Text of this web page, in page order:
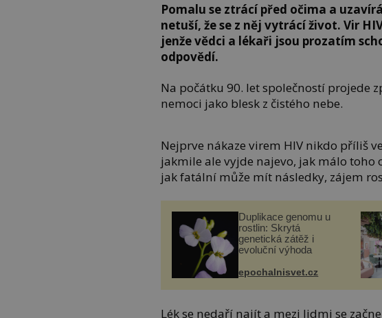
Pomalu se ztrácí před očima a
netuší, že se z něj vytrácí život. Vir
jenže vědci a lékaři jsou prozatím
odpovědí.
Na počátku 90. let společností projede
nemoci jako blesk z čistého nebe.
Nejprve nákaze virem HIV nikdo příliš
jakmile ale vyjde najevo, jak málo toho
jak fatální může mít následky, zájem
Duplikace genomu u
rostlin: Skrytá
genetická zátěž i
evoluční výhoda
epochalnisvet.cz
Lék se nedaří najít a mezi lidmi se